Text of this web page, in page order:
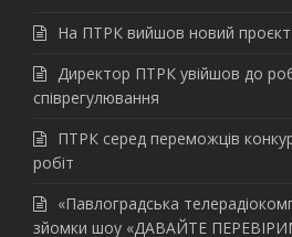
На ПТРК вийшов новий проєкт
Директор ПТРК увійшов до
співрегулювання
ПТРК серед переможців
робіт
«Павлоградська
зйомки шоу «ДАВАЙТЕ